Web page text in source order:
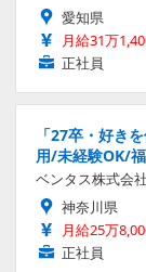
愛知県
月給31万
正社員
「27卒・好き
用/未経験OK/
ベンタス株式会社
神奈川県
月給25万
正社員